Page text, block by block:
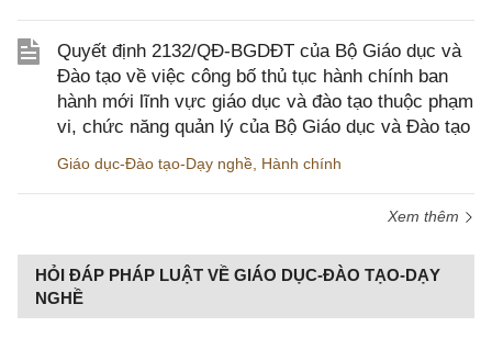
Quyết định 2132/QĐ-BGDĐT của Bộ Giáo dục và
Đào tạo về việc công bố thủ tục hành chính ban
hành mới lĩnh vực giáo dục và đào tạo thuộc phạm
vi, chức năng quản lý của Bộ Giáo dục và Đào tạo
Giáo dục-Đào tạo-Dạy nghề Hành chính
Xem thêm
HỎI ĐÁP PHÁP LUẬT VỀ GIÁO DỤC-ĐÀO TẠO-DẠY
NGHỀ